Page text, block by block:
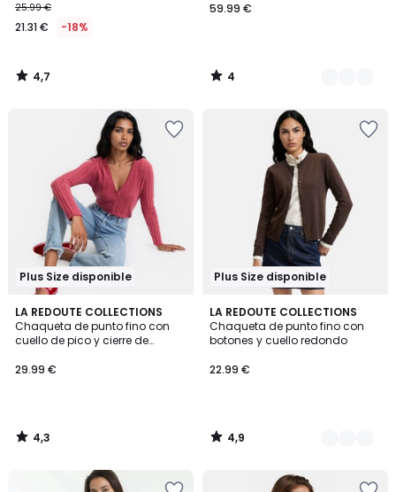
25.99 €
21.31 € -18%
4,7
/
59.99 €
4
/
Plus Size disponible
LA REDOUTE COLLECTIONS
Chaqueta de punto fino con
cuello de pico y cierre de
29.99 €
4,3
/ 5
4,3
/
Plus Size disponible
LA REDOUTE COLLECTIONS
Chaqueta de punto fino con
botones y cuello redondo
22.99 €
4,9
/ 5
3
Colores
4,9
/